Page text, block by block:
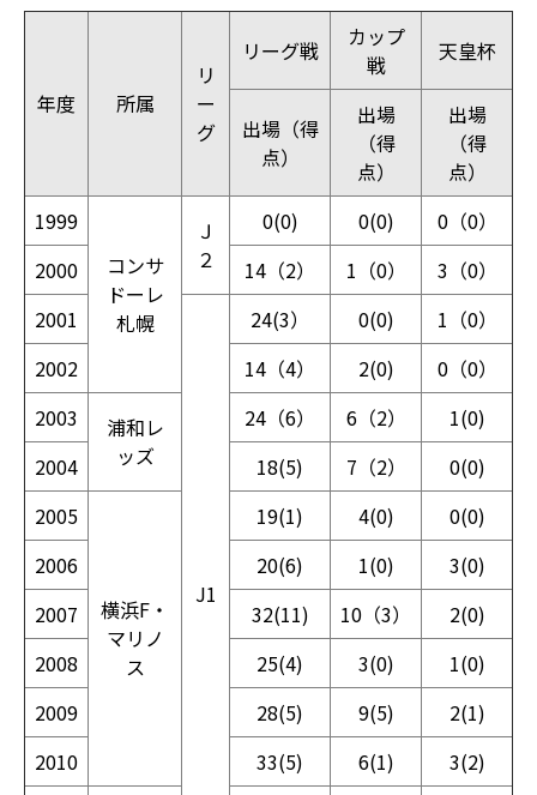
年度 所属
リ
ー
グ
リーグ戦
カップ
戦
天皇杯
出場（得
点）
出場
（得
点）
出場
（得
点）
1999
コンサ
ドーレ
札幌
Ｊ
２
0(0) 0(0)
0（0）
2000
14（2） 1（0）
3（0）
2001
J1
24(3） 0(0)
1（0）
2002
14（4） 2(0)
0（0）
2003
浦和レ
ッズ
24（6） 6（2）
1(0)
2004
18(5) 7（2）
0(0)
2005
横浜F・
マリノ
ス
19(1) 4(0)
0(0)
2006
20(6) 1(0)
3(0)
2007
32(11) 10（3）
2(0)
2008
25(4) 3(0)
1(0)
2009
28(5) 9(5)
2(1)
2010
33(5) 6(1)
3(2)